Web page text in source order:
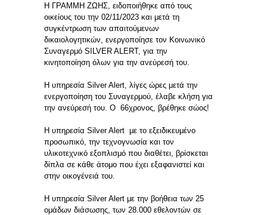
Η ΓΡΑΜΜΗ ΖΩΗΣ, ειδοποιήθηκε από τους
οικείους του την 02/11/2023 και μετά τη
συγκέντρωση των απαιτούμενων
δικαιολογητικών, ενεργοποίησε τον Κοινωνικό
Συναγερμό SILVER ALERT, για την
κινητοποίηση όλων για την ανεύρεσή του.
Η υπηρεσία Silver Alert, λίγες ώρες μετά την
ενεργοποίηση του Συναγερμού, έλαβε κλήση για
την ανεύρεσή του. Ο 66χρονος, βρέθηκε σώος!
Η υπηρεσία Silver Alert με το εξειδικευμένο
προσωπικό, την τεχνογνωσία και τον
υλικοτεχνικό εξοπλισμό που διαθέτει, βρίσκεται
δίπλα σε κάθε άτομο που έχει εξαφανιστεί και
στην οικογένειά του.
Η υπηρεσία Silver Alert με την βοήθεια των 25
ομάδων διάσωσης, των 28.000 εθελοντών σε